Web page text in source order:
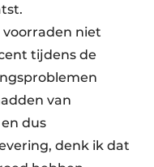
niet
tijdens de
van
dus
denk ik dat